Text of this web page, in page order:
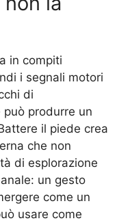
in compiti
i segnali motori
di
produrre un
il piede crea
che non
di esplorazione
un gesto
come un
usare come